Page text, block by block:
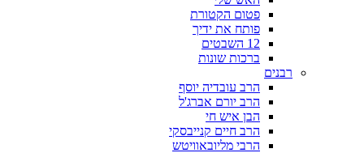
פטום הקטורת
פותח את ידיך
12 השבטים
ברכות שונות
רבנים
הרב עובדיה יוסף
הרב יורם אברג'ל
הבן איש חי
הרב חיים קנייבסקי
הרבי מליובאוויטש